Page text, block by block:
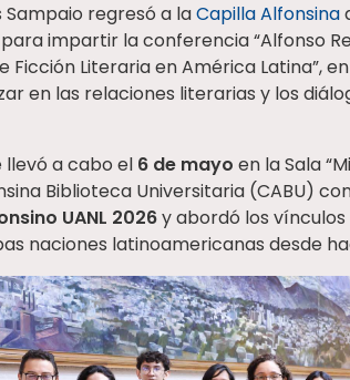
Sampaio regresó a laCapilla Alfonsina
para impartir la conferencia “Alfonso
Ficción Literaria en América Latina”,
en las relaciones literarias y los
llevó a cabo el 6 de mayo en la Sala
Biblioteca Universitaria (CABU)
UANL 2026y abordó los
naciones latinoamericanas desde